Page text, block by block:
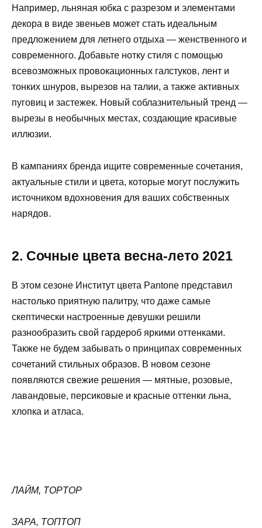
Например, льняная юбка с разрезом и элементами
декора в виде звеньев может стать идеальным
предложением для летнего отдыха — женственного и
современного. Добавьте нотку стиля с помощью
всевозможных провокационных галстуков, лент и
тонких шнуров, вырезов на талии, а также активных
пуговиц и застежек. Новый соблазнительный тренд —
вырезы в необычных местах, создающие красивые
иллюзии.
В кампаниях бренда ищите современные сочетания,
актуальные стили и цвета, которые могут послужить
источником вдохновения для ваших собственных
нарядов.
2. Сочные цвета весна-лето 2021
В этом сезоне Институт цвета Pantone представил
настолько приятную палитру, что даже самые
скептически настроенные девушки решили
разнообразить свой гардероб яркими оттенками.
Также не будем забывать о принципах современных
сочетаний стильных образов. В новом сезоне
появляются свежие решения — мятные, розовые,
лавандовые, персиковые и красные оттенки льна,
хлопка и атласа.
ЛАЙМ, TOPTOP
ЗАРА, ТОПТОП